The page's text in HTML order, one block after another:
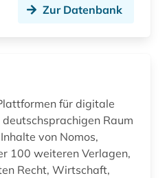
Zur Datenbank
für digitale
Raum
von Nomos,
100 weiteren Verlagen,
Recht, Wirtschaft,